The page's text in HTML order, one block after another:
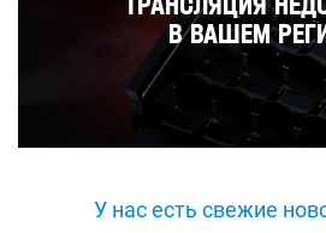
У нас есть свежие